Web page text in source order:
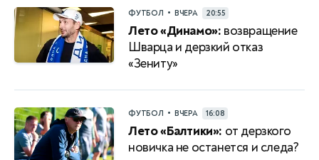
ФУТБОЛ • ВЧЕРА 20:55
Лето «Динамо»: возвращение
Шварца и дерзкий отказ
«Зениту»
ФУТБОЛ • ВЧЕРА 16:08
Лето «Балтики»: от дерзкого
новичка не останется и следа?